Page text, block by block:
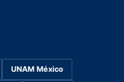
UNAM México